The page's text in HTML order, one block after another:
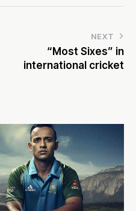
NEXT
“Most Sixes” in
international cricket